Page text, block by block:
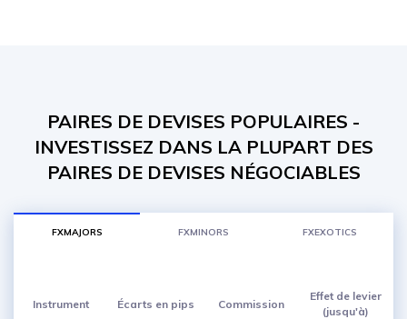
PAIRES DE DEVISES POPULAIRES -
INVESTISSEZ DANS LA PLUPART DES
PAIRES DE DEVISES NÉGOCIABLES
FXMAJORS FXMINORS FXEXOTICS
Instrument Écarts en pips Commission
Effet de levier
(jusqu'à)